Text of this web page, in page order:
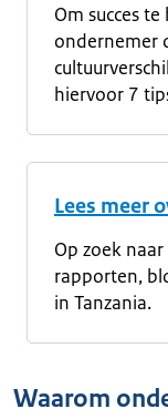
Om succes
ondernemer
hiervoor 7
Lees meer
Op zoek
rapporten,
in Tanzania.
Waarom